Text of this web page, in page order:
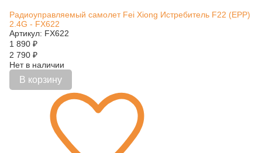
Радиоуправляемый самолет Fei Xiong Истребитель F22 (EPP)
2.4G - FX622
Артикул: FX622
1 890 ₽
2 790 ₽
Нет в наличии
В корзину